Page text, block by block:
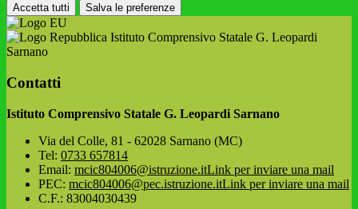
Accetta tutti Salva le preferenze
Istituto Comprensivo Statale G. Leopardi
Sarnano
Contatti
Istituto Comprensivo Statale G. Leopardi Sarnano
Via del Colle, 81 - 62028 Sarnano (MC)
Tel: 0733 657814
Email: mcic804006@istruzione.itLink per inviare una mail
PEC: mcic804006@pec.istruzione.itLink per inviare una mail
C.F.: 83004030439